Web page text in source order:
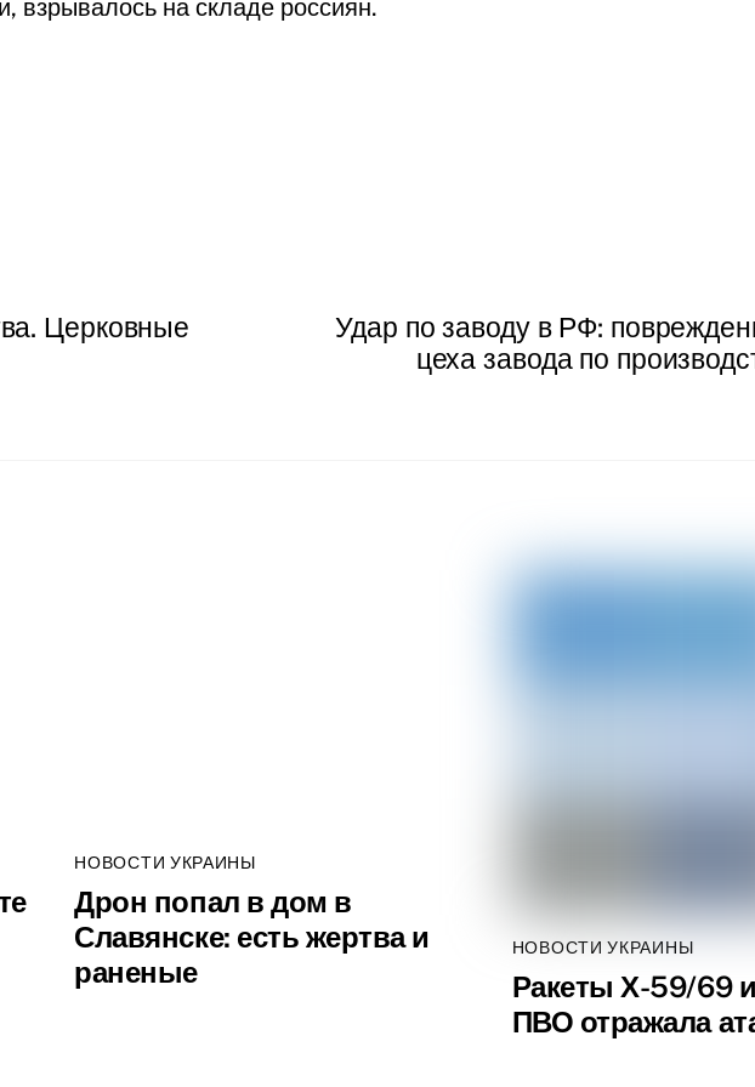
взрывалось на складе россиян.
Церковные
Удар по заводу в РФ:
цеха завода по
НОВОСТИ УКРАИНЫ
Дрон попал в дом в
Славянске: есть жертва и
раненые
НОВОСТИ УКРАИНЫ
Ракеты Х-59/69
ПВО отражала